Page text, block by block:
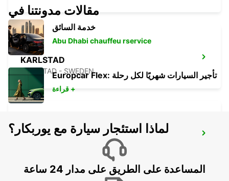
KARLSTAD
KARLSTAD - SWEDEN
MARIESTAD
مقالات مدونتنا في
خدمة السائق
Abu Dhabi chauffeu rservice
Europcar Flex: تأجير السيارات شهريًا لكل رحلة
قراءة +
لماذا استئجار سيارة مع يوربكار؟
المساعدة على الطريق على مدار 24 ساعة